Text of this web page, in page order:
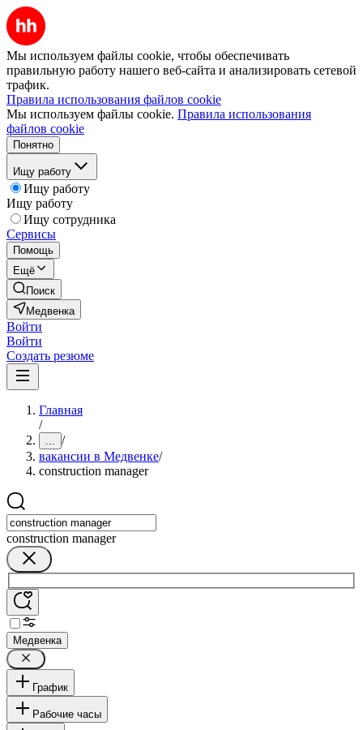
Мы используем файлы cookie, чтобы обеспечивать
правильную работу нашего веб-сайта и анализировать сетевой
трафик.
Правила использования файлов cookie
Мы используем файлы cookie. Правила использования
файлов cookie
Понятно
Ищу работу
Ищу работу
Ищу работу
Ищу сотрудника
Сервисы
Помощь
Ещё
Поиск
Медвенка
Войти
Войти
Создать резюме
Главная
/
... /
вакансии в Медвенке/
construction manager
construction manager
Медвенка
График
Рабочие часы